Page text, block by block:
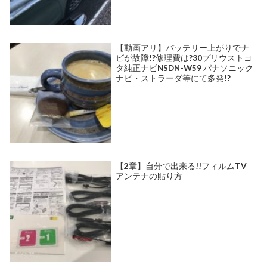
【動画アリ】バッテリー上がりでナ
ビが故障!?修理費は?30プリウストヨ
タ純正ナビNSDN-W59 パナソニック
ナビ・ストラーダ等にて多発!?
【2章】自分で出来る!!フィルムTV
アンテナの貼り方